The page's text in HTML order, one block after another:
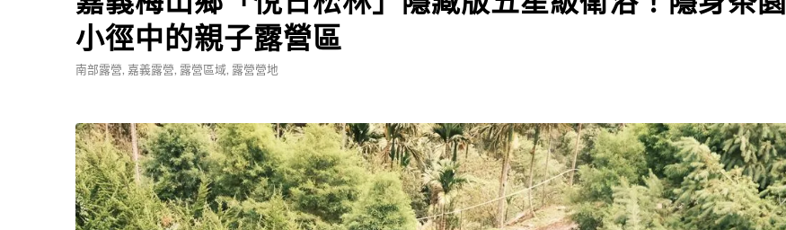
小徑中的親子露營區
南部露營, 嘉義露營, 露營區域, 露營營地